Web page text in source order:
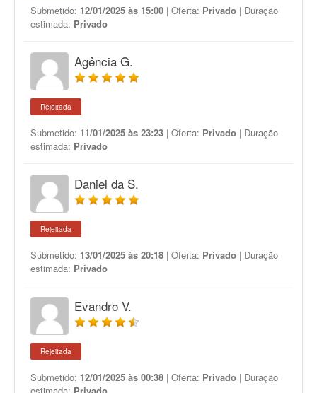
Submetido: 12/01/2025 às 15:00 | Oferta: Privado | Duração
estimada: Privado
Agência G.
Rejeitada
Submetido: 11/01/2025 às 23:23 | Oferta: Privado | Duração
estimada: Privado
Daniel da S.
Rejeitada
Submetido: 13/01/2025 às 20:18 | Oferta: Privado | Duração
estimada: Privado
Evandro V.
Rejeitada
Submetido: 12/01/2025 às 00:38 | Oferta: Privado | Duração